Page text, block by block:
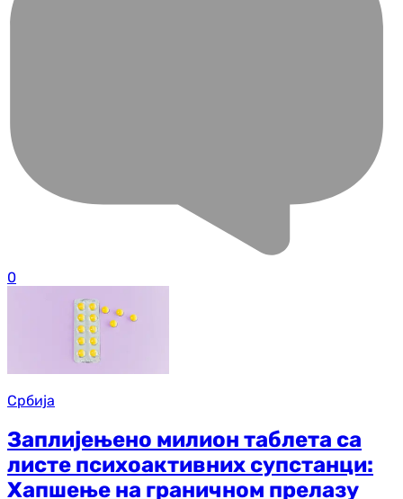
0
Србија
Заплијењено милион таблета са
листе психоактивних супстанци:
Хапшење на граничном прелазу